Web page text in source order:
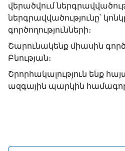
վերածվում
ներգրավվածությունը՝
գործողությունների։
Շարունակենք միասին
Բնության։
Շրորհակալություն ենք
ազգային պարկին